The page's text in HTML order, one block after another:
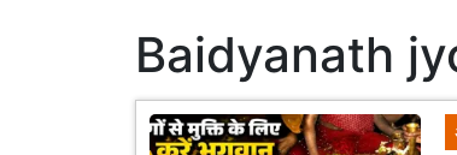
Baidyanath